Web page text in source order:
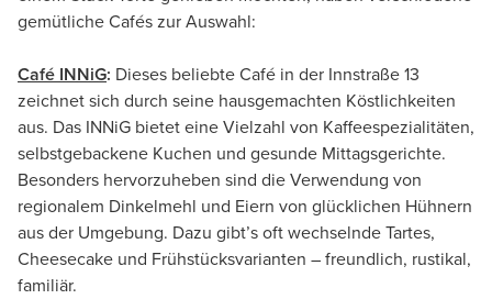
gemütliche Cafés zur Auswahl:
Café INNiG: Dieses beliebte Café in der Innstraße 13
zeichnet sich durch seine hausgemachten Köstlichkeiten
aus. Das INNiG bietet eine Vielzahl von Kaffeespezialitäten,
selbstgebackene Kuchen und gesunde Mittagsgerichte.
Besonders hervorzuheben sind die Verwendung von
regionalem Dinkelmehl und Eiern von glücklichen Hühnern
aus der Umgebung. Dazu gibt’s oft wechselnde Tartes,
Cheesecake und Frühstücksvarianten – freundlich, rustikal,
familiär.